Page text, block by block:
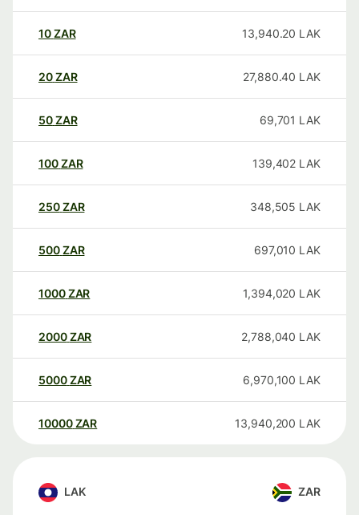
10ZAR 13,940.20 LAK
20ZAR 27,880.40 LAK
50ZAR 69,701 LAK
100ZAR 139,402 LAK
250ZAR 348,505 LAK
500ZAR 697,010 LAK
1000ZAR 1,394,020 LAK
2000ZAR 2,788,040 LAK
5000ZAR 6,970,100 LAK
10000 ZAR 13,940,200 LAK
LAK ZAR